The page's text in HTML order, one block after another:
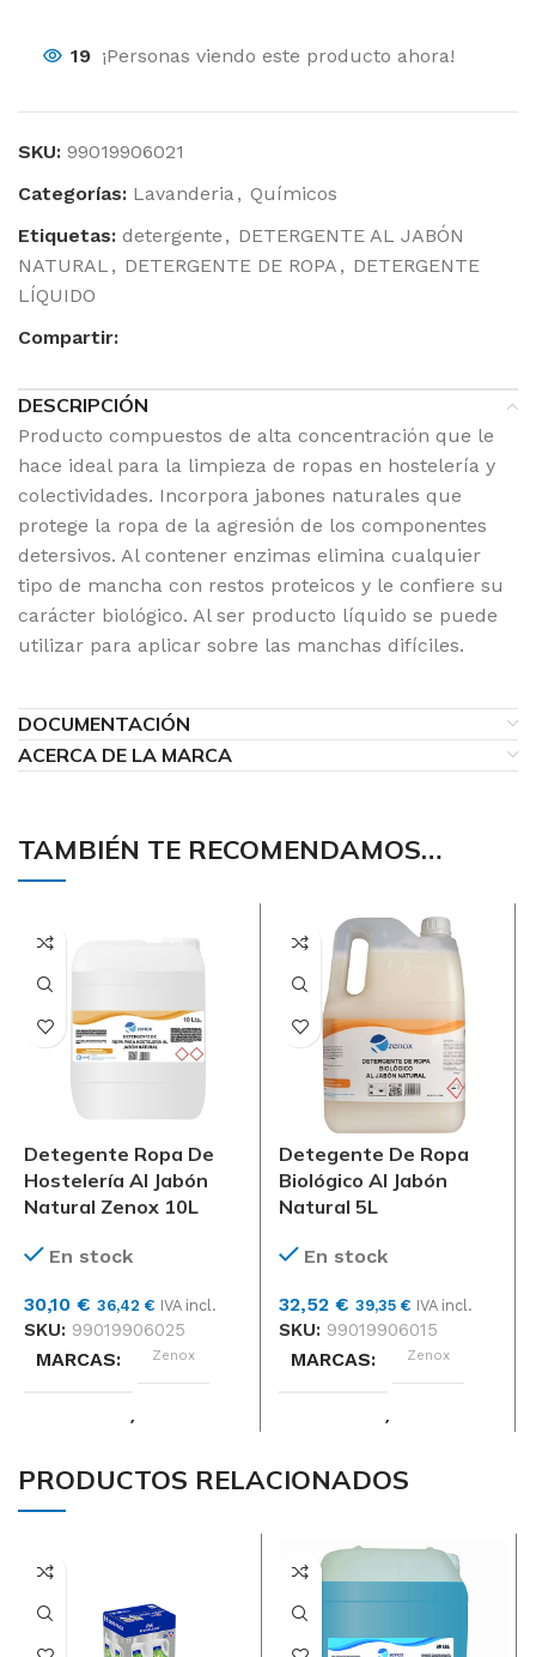
19 ¡Personas viendo este producto ahora!
SKU: 99019906021
Categorías: Lavanderia, Químicos
Etiquetas: detergente , DETERGENTE AL JABÓN
NATURAL , DETERGENTE DE ROPA , DETERGENTE
LÍQUIDO
Compartir:
DESCRIPCIÓN
Producto compuestos de alta concentración que le
hace ideal para la limpieza de ropas en hostelería y
colectividades. Incorpora jabones naturales que
protege la ropa de la agresión de los componentes
detersivos. Al contener enzimas elimina cualquier
tipo de mancha con restos proteicos y le confiere su
carácter biológico. Al ser producto líquido se puede
utilizar para aplicar sobre las manchas difíciles.
DOCUMENTACIÓN
ACERCA DE LA MARCA
TAMBIÉN TE RECOMENDAMOS…
Detegente Ropa De
Hostelería Al Jabón
Natural Zenox 10L
En stock
30,10 € 36,42 € IVA incl.
SKU: 99019906025
MARCAS Zenox
APLICACIÓN
LIQUIDO, POLVO
Detegente De Ropa
Biológico Al Jabón
Natural 5L
En stock
32,52€ 39,35€ IVA incl.
SKU: 99019906015
MARCAS Zenox
APLICACIÓN
LIQUIDO, POLVO
FORMATO Unidad
PRODUCTOS RELACIONADOS